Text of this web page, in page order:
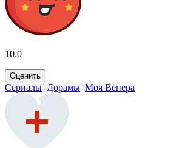
10.0
Оценить
Сериалы Дорамы Моя Венера